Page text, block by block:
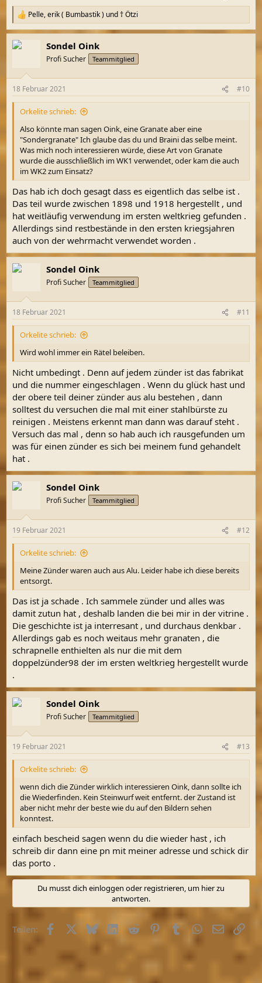
R
e
a
k
e
n
Pelle,erik ( Bumbastik ) und† Ötzi
Sondel Oink
Profi Sucher Teammitglied
18 Februar 2021 #10
Orkelite schrieb:
Also könnte man sagen Oink, eine Granate aber eine
"Sondergranate" Ich glaube das du und Braini das selbe meint.
Was mich noch interessieren würde, diese Art von Granate
wurde die ausschließlich im WK1 verwendet, oder kam die auch
im WK2 zum Einsatz?
Das hab ich doch gesagt dass es eigentlich das selbe ist .
Das teil wurde zwischen 1898 und 1918 hergestellt , und
hat weitläufig verwendung im ersten weltkrieg gefunden .
Allerdings sind restbestände in den ersten kriegsjahren
auch von der wehrmacht verwendet worden .
Sondel Oink
Profi Sucher Teammitglied
18 Februar 2021 #11
Orkelite schrieb:
Wird wohl immer ein Rätel beleiben.
Nicht umbedingt . Denn auf jedem zünder ist das fabrikat
und die nummer eingeschlagen . Wenn du glück hast und
der obere teil deiner zünder aus alu bestehen , dann
solltest du versuchen die mal mit einer stahlbürste zu
reinigen . Meistens erkennt man dann was darauf steht .
Versuch das mal , denn so hab auch ich rausgefunden um
was für einen zünder es sich bei meinem fund gehandelt
hat .
Sondel Oink
Profi Sucher Teammitglied
19 Februar 2021 #12
Orkelite schrieb:
Meine Zünder waren auch aus Alu. Leider habe ich diese bereits
entsorgt.
Das ist ja schade . Ich sammele zünder und alles was
damit zutun hat , deshalb landen die bei mir in der vitrine .
Die geschichte ist ja interresant , und durchaus denkbar .
Allerdings gab es noch weitaus mehr granaten , die
schrapnelle enthielten als nur die mit dem
doppelzünder98 der im ersten weltkrieg hergestellt wurde
.
Sondel Oink
Profi Sucher Teammitglied
19 Februar 2021 #13
Orkelite schrieb:
wenn dich die Zünder wirklich interessieren Oink, dann sollte ich
die Wiederfinden. Kein Steinwurf weit entfernt. der Zustand ist
aber nicht mehr der beste wie du auf den Bildern sehen
konntest.
einfach bescheid sagen wenn du die wieder hast , ich
schreib dir dann eine pn mit meiner adresse und schick dir
das porto .
Du musst dich einloggen oder registrieren, um hier zu
antworten.
Teilen: FacebookX (Twitter)
BlueskyLinkedInReddit Pinterest
TumblrWhatsApp
E-MailLink